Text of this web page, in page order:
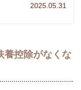
2025.05.31
控除がなくな